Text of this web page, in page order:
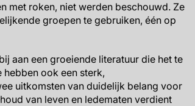
met roken, niet werden beschouwd. Ze
groepen te gebruiken, één op
aan een groeiende literatuur die het te
ook een sterk,
uitkomsten van duidelijk belang voor
van leven en ledematen verdient